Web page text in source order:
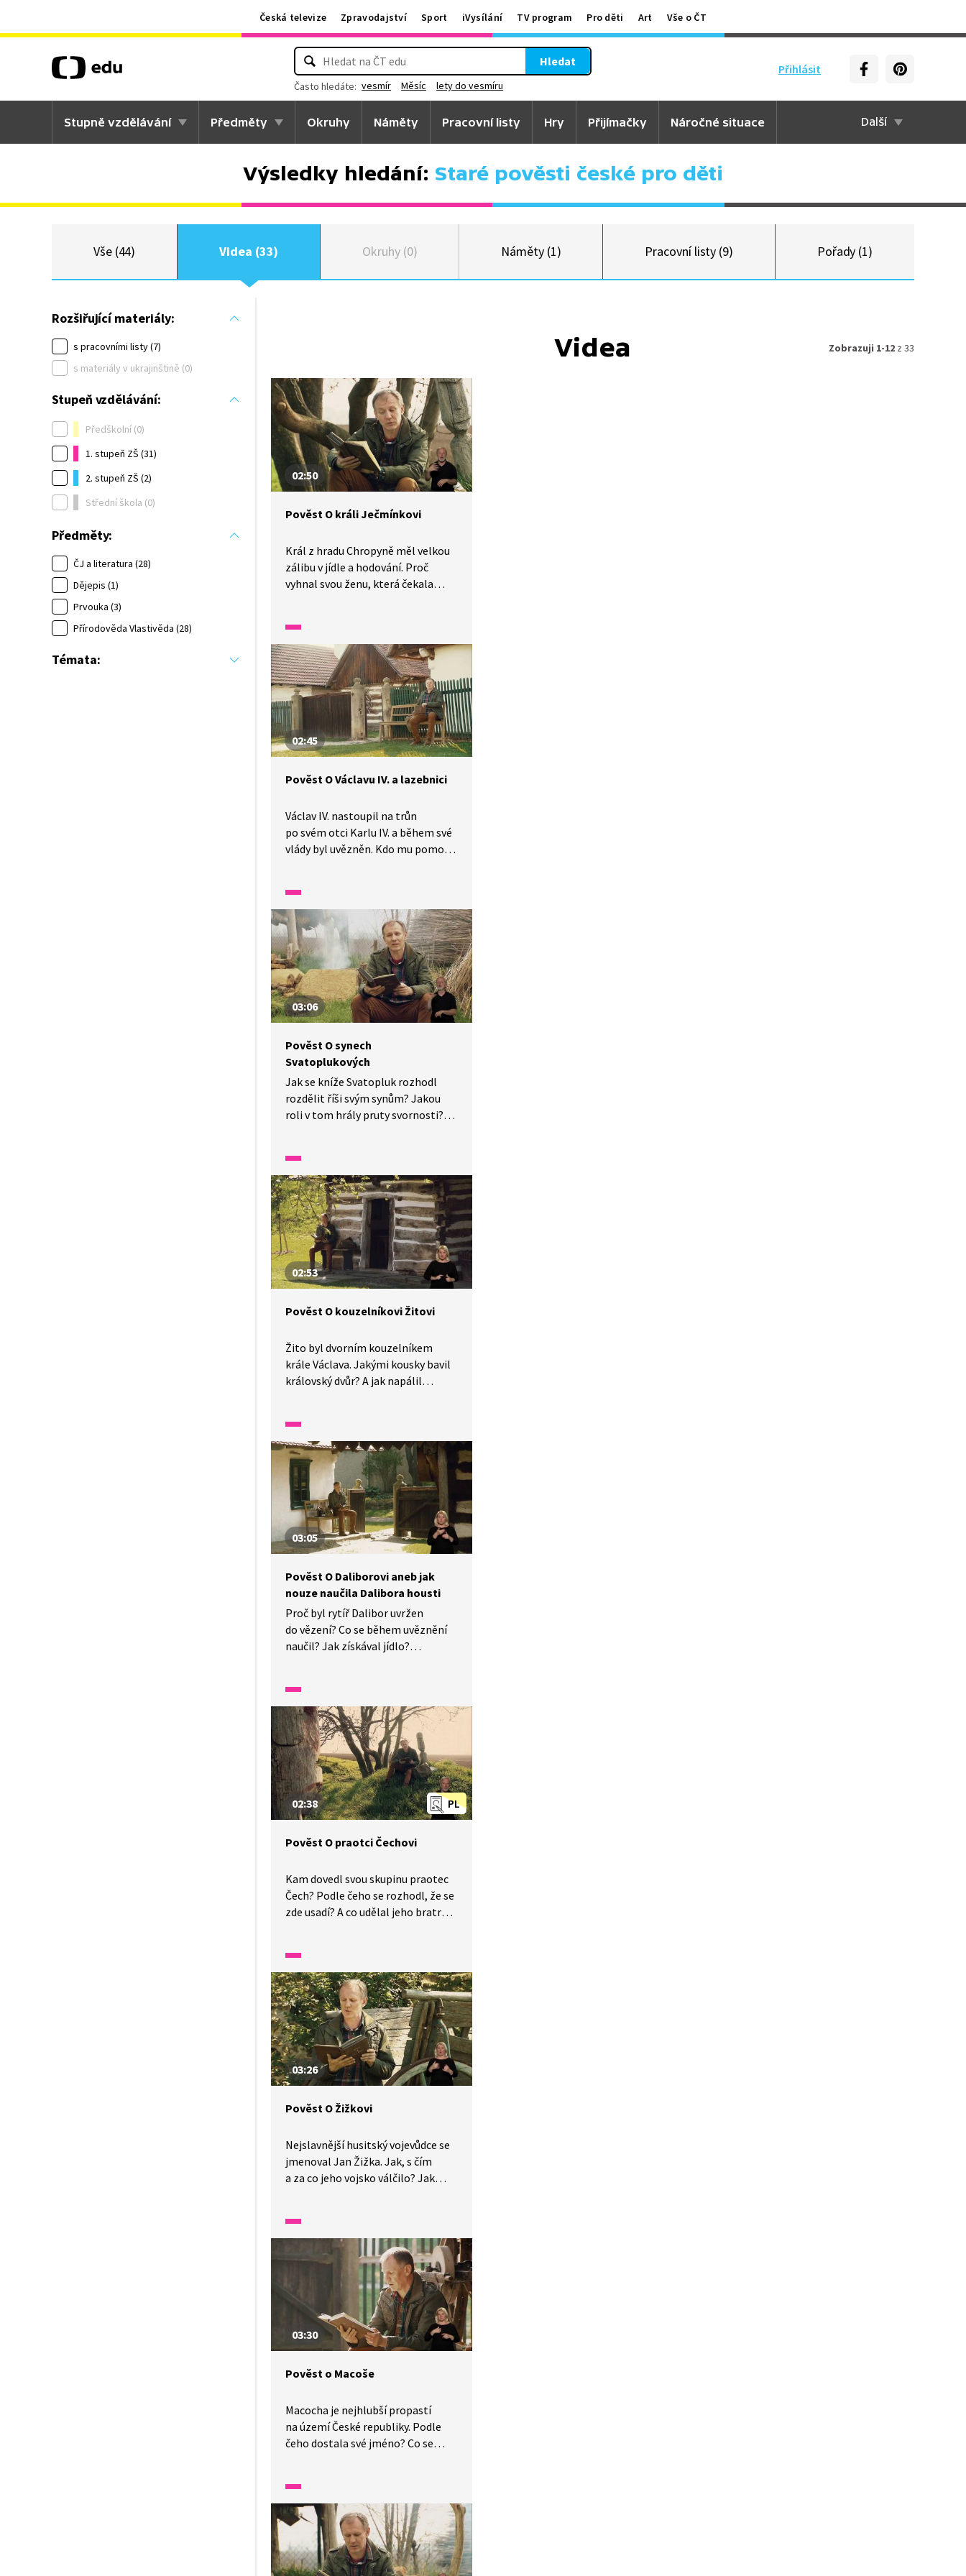
Česká televize Zpravodajství Sport iVysílání TV program Pro děti Art Vše o ČT
Přihlásit
Hledat
Často hledáte: vesmír Měsíc lety do vesmíru
Stupně vzdělávání Předměty Okruhy Náměty Pracovní listy Hry Přijímačky Náročné situace Další
Výsledky hledání: Staré pověsti české pro děti
Vše (44) Videa (33) Okruhy (0) Náměty (1) Pracovní listy (9) Pořady (1)
Rozšiřující materiály:
s pracovními listy (7)
s materiály v ukrajinštině (0)
Stupeň vzdělávání:
Předškolní (0)
1. stupeň ZŠ (31)
2. stupeň ZŠ (2)
Střední škola (0)
Předměty:
ČJ a literatura (28)
Dějepis (1)
Prvouka (3)
Přírodověda Vlastivěda (28)
Témata:
Videa Zobrazuji 1-12 z 33
02:50
Pověst O králi Ječmínkovi
Král z hradu Chropyně měl velkou
zálibu v jídle a hodování. Proč
vyhnal svou ženu, která čekala
pověsti můžeme čekat?
Poslouchejte vyprávění ze Starých
pověstí českých, které je
tlumočeno do znakového jazyka.
02:45
Pověst O Václavu IV. a lazebnici
Václav IV. nastoupil na trůn
po svém otci Karlu IV. a během své
vlády byl uvězněn. Kdo mu pomohl
sehrály lázně a krásná lazebnice
Zuzana? A jak se jí za to král
odvděčil? Poslouchejte vyprávění
ze Starých pověstí českých, které je
tlumočeno do znakového jazyka.
03:06
Pověst O synech
Svatoplukových
Jak se kníže Svatopluk rozhodl
rozdělit říši svým synům? Jakou
roli v tom hrály pruty svornosti?
českých pověstí, které je
tlumočeno do znakového jazyka
pro neslyšící.
02:53
Pověst O kouzelníkovi Žitovi
Žito byl dvorním kouzelníkem
krále Václava. Jakými kousky bavil
královský dvůr? A jak napálil
Poslouchejte vyprávění ze Starých
pověstí českých, které je
tlumočeno do znakového jazyka.
03:05
Pověst O Daliborovi aneb jak
nouze naučila Dalibora housti
Proč byl rytíř Dalibor uvržen
do vězení? Co se během uvěznění
naučil? Jak získával jídlo?
tlumočeno do znakového jazyka
pro neslyšící.
PL
02:38
Pověst O praotci Čechovi
Kam dovedl svou skupinu praotec
Čech? Podle čeho se rozhodl, že se
zde usadí? A co udělal jeho bratr
tlumočeno do znakového jazyka
pro neslyšící.
03:26
Pověst O Žižkovi
Nejslavnější husitský vojevůdce se
jmenoval Jan Žižka. Jak, s čím
a za co jeho vojsko válčilo? Jak
o zrak? Poslouchejte vyprávění
ze Starých pověstí českých, které je
tlumočeno do znakového jazyka.
03:30
Pověst o Macoše
Macocha je nejhlubší propastí
na území České republiky. Podle
čeho dostala své jméno? Co se
a nenávisti? Poslouchejte
vyprávění ze Starých pověstí
českých, které je tlumočeno
do znakového jazyka.